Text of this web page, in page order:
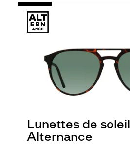
Lunettes de soleil
Alternance